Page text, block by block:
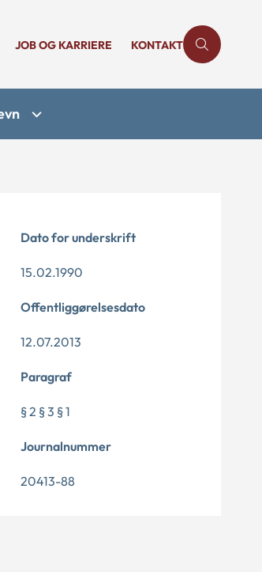
JOB OG KARRIERE KONTAKT
Dato for underskrift
15.02.1990
Offentliggørelsesdato
12.07.2013
Paragraf
§ 2 § 3 § 1
Journalnummer
20413-88